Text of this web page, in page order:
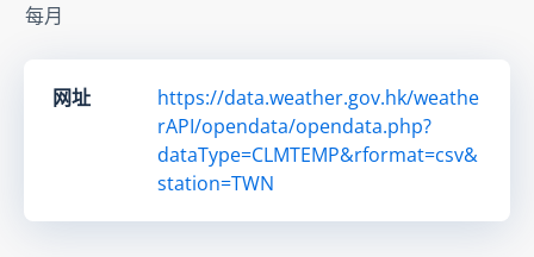
每月
网址
https://data.weather.gov.hk/weathe
rAPI/opendata/opendata.php?
dataType=CLMTEMP&rformat=csv&
station=TWN